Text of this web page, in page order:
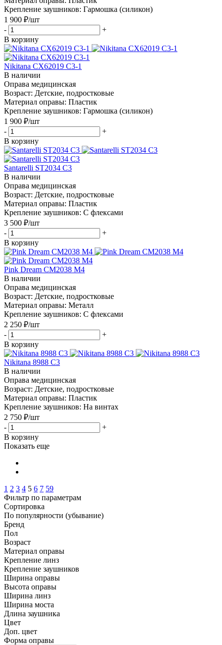
Крепление заушников: Гармошка (силикон)
1 900 ₽/шт
-
+
В корзину
Nikitana CX62019 C3-1
В наличии
Оправа медицинская
Возраст: Детские, подростковые
Материал оправы: Пластик
Крепление заушников: Гармошка (силикон)
1 900 ₽/шт
-
+
В корзину
Santarelli ST2034 C3
В наличии
Оправа медицинская
Возраст: Детские, подростковые
Материал оправы: Пластик
Крепление заушников: С флексами
3 500 ₽/шт
-
+
В корзину
Pink Dream CM2038 M4
В наличии
Оправа медицинская
Возраст: Детские, подростковые
Материал оправы: Металл
Крепление заушников: С флексами
2 250 ₽/шт
-
+
В корзину
Nikitana 8988 C3
В наличии
Оправа медицинская
Возраст: Детские, подростковые
Материал оправы: Пластик
Крепление заушников: На винтах
2 750 ₽/шт
-
+
В корзину
Показать еще
1 2 3 4 5 6 7 59
Фильтр по параметрам
Сортировка
По популярности (убывание)
Бренд
Пол
Возраст
Материал оправы
Крепление линз
Крепление заушников
Ширина оправы
Высота оправы
Ширина линз
Ширина моста
Длина заушника
Цвет
Доп. цвет
Форма оправы